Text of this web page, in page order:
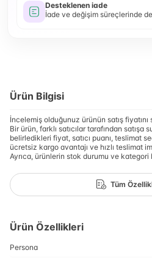
Desteklenen iade
İade ve değişim süreçlerinde
Ürün Bilgisi
İncelemiş olduğunuz ürünün satış fiyatını
Bir ürün, farklı satıcılar tarafından satışa
belirledikleri fiyat, satıcı puanı, teslimat
ücretsiz kargo avantajı ve hızlı teslimat
Ayrıca, ürünlerin stok durumu ve kategori
Tüm
Ürün Özellikleri
Persona